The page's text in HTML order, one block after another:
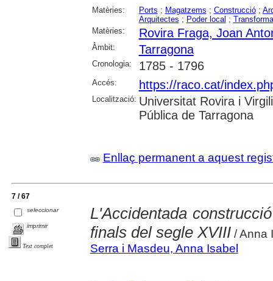
Matèries: Ports ; Magatzems ; Construcció;
Arquitectes ; Poder local ;
Matèries:
Rovira Fraga, Joan
Àmbit: Tarragona
Cronologia: 1785 - 1796
Accés: https://raco.cat/
Localització: Universitat Rovira i
Pública de Tarragona
Enllaç permanent a aquest
7 / 67
seleccionar
imprimir
Text complet
L'Accidentada
finals del segle XVIII/ Anna
Serra i Masdeu, Anna Isabel